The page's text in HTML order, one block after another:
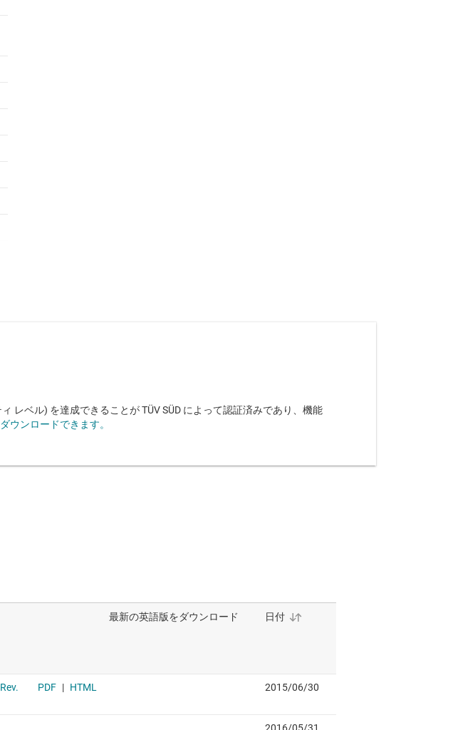
レベル) を達成できることが TÜV SÜD によって認証済みであり、機能
ウンロードできます。